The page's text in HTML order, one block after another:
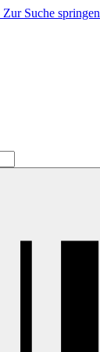
Zur Suche springen